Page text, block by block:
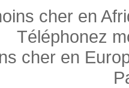
cher en
Téléphonez
cher en